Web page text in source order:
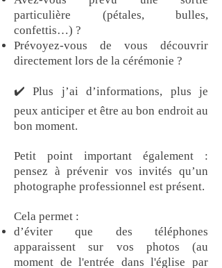
particulière (pétales, bulles,
confettis…) ?
Prévoyez-vous de vous découvrir
directement lors de la cérémonie ?
✔️ Plus j’ai d’informations, plus je
peux anticiper et être au bon endroit au
bon moment.
Petit point important également :
pensez à prévenir vos invités qu’un
photographe professionnel est présent.​
Cela permet :
d’éviter que des téléphones
apparaissent sur vos photos (au
moment de l'entrée dans l'église par